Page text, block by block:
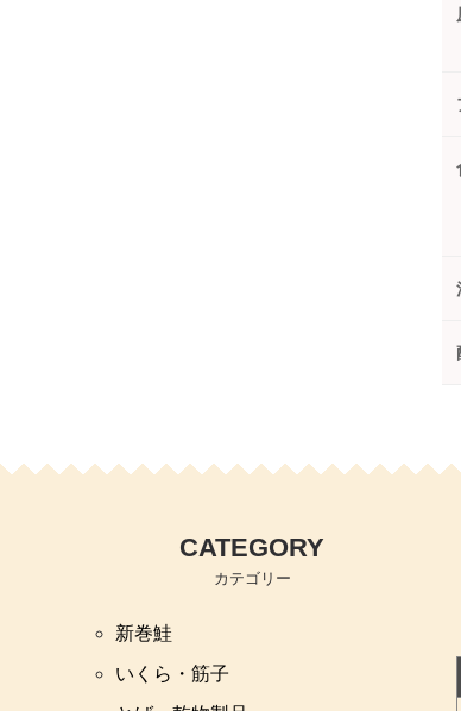
CATEGORY
カテゴリー
新巻鮭
いくら・筋子